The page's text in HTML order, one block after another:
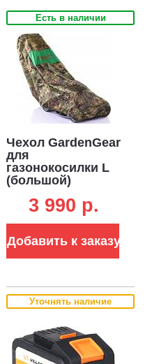
Есть в наличии
Чехол GardenGear
для
газонокосилки L
(большой)
3 990 p.
Добавить к заказу
Уточнять наличие